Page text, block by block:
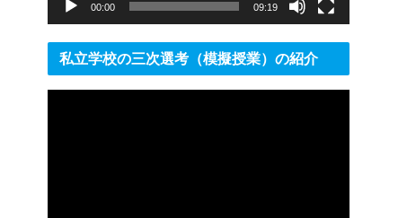
00:00 09:19
私立学校の三次選考（模擬授業）の紹介